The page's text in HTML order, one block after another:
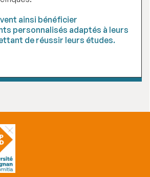
ainsi bénéficier
personnalisés adaptés à leurs
de réussir leurs études.